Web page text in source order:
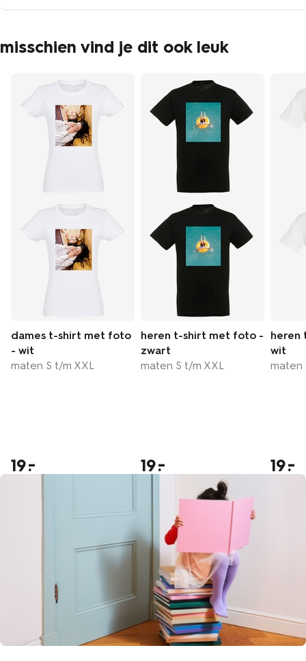
misschien vind je dit ook leuk
dames t-shirt met foto
- wit
maten S t/m XXL
19
heren t-shirt met foto -
zwart
maten S t/m XXL
19
heren
wit
maten
19